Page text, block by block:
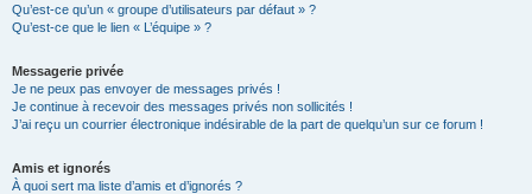
Qu’est-ce qu’un « groupe d’utilisateurs par défaut » ?
Qu’est-ce que le lien « L’équipe » ?
Messagerie privée
Je ne peux pas envoyer de messages privés !
Je continue à recevoir des messages privés non sollicités !
J’ai reçu un courrier électronique indésirable de la part de quelqu’un sur ce forum !
Amis et ignorés
À quoi sert ma liste d’amis et d’ignorés ?